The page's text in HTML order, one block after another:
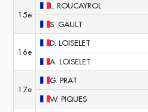
15e
L. ROUCAYROL
S. GAULT
16e
D. LOISELET
A. LOISELET
17e
G. PRAT
W. PIQUES